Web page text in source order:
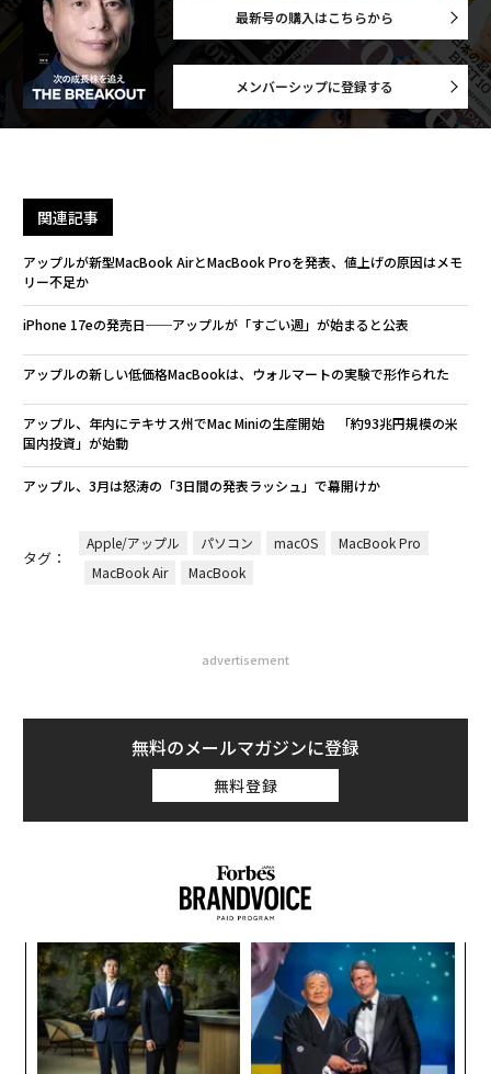
最新号の購入はこちらから
メンバーシップに登録する
関連記事
アップルが新型MacBook AirとMacBook Proを発表、値上げの原因はメモ
リー不足か
iPhone 17eの発売日──アップルが「すごい週」が始まると公表
アップルの新しい低価格MacBookは、ウォルマートの実験で形作られた
アップル、年内にテキサス州でMac Miniの生産開始 「約93兆円規模の米
国内投資」が始動
アップル、3月は怒涛の「3日間の発表ラッシュ」で幕開けか
タグ：
Apple/アップル パソコン macOS
MacBook Pro
MacBook Air
MacBook
advertisement
無料のメールマガジンに登録
無料登録